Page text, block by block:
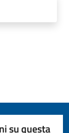
su questa